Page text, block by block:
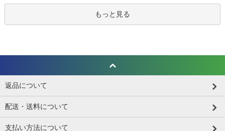
もっと見る
返品について
配送・送料について
支払い方法について